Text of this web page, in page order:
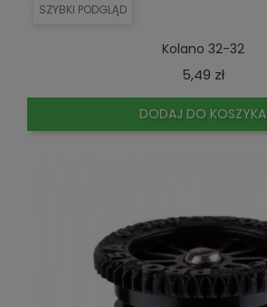
SZYBKI PODGLĄD
Kolano 32-32
5,49 złCena
DODAJ DO KOSZYKA